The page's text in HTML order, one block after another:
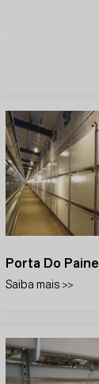
Porta Do
Saiba mais >>